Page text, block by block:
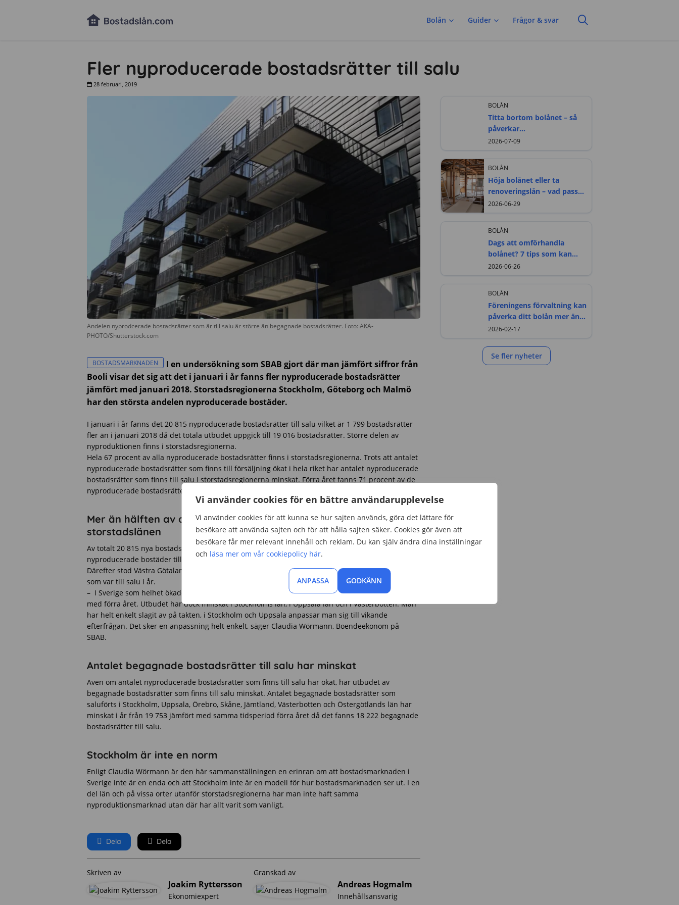
Vi använder cookies för en bättre användarupplevelse
Vi använder cookies för att kunna se hur sajten används, göra det lättare för
besökare att använda sajten och för att hålla sajten säker. Cookies gör även att
besökare får mer relevant innehåll och reklam. Du kan själv ändra dina inställningar
och läsa mer om vår cookiepolicy här.
ANPASSA GODKÄNN
Bolån Guider Frågor & svar
Fler nyproducerade bostadsrätter till salu
28 februari, 2019
Andelen nyprodcerade bostadsrätter som är till salu är större än begagnade bostadsrätter. Foto: AKA-
PHOTO/Shutterstock.com
BOSTADSMARKNADEN
I en undersökning som SBAB gjort där man jämfört siffror från
Booli visar det sig att det i januari i år fanns fler nyproducerade bostadsrätter
jämfört med januari 2018. Storstadsregionerna Stockholm, Göteborg och Malmö
har den största andelen nyproducerade bostäder.
I januari i år fanns det 20 815 nyproducerade bostadsrätter till salu vilket är 1 799 bostadsrätter
fler än i januari 2018 då det totala utbudet uppgick till 19 016 bostadsrätter. Större delen av
nyproduktionen finns i storstadsregionerna.
Hela 67 procent av alla nyproducerade bostadsrätter finns i storstadsregionerna. Trots att antalet
nyproducerade bostadsrätter som finns till försäljning ökat i hela riket har antalet nyproducerade
bostadsrätter som finns till salu i storstadsregionerna minskat. Förra året fanns 71 procent av de
nyproducerade bostadsrätterna som var till salu i storstadsregionerna.
Mer än hälften av de nyproducerade bostadsrätterna fanns i
storstadslänen
Av totalt 20 815 nya bostadsrätter fanns 13 798 i storstadslänen. Stockholms län hade flest
nyproducerade bostäder till salu där 7 822 bostadsrätter fanns till försäljning i januari i år.
Därefter stod Västra Götalands län för 3 323 och Skåne för 5 653 nyproducerade bostadsrätter
som var till salu i år.
– I Sverige som helhet ökade antalet bostadsrätter på nyproduktionsmarknaden i januari jämfört
med förra året. Utbudet har dock minskat i Stockholms län, i Uppsala län och i Västerbotten. Man
har helt enkelt slagit av på takten, i Stockholm och Uppsala anpassar man sig till vikande
efterfrågan. Det sker en anpassning helt enkelt, säger Claudia Wörmann, Boendeekonom på
SBAB.
Antalet begagnade bostadsrätter till salu har minskat
Även om antalet nyproducerade bostadsrätter som finns till salu har ökat, har utbudet av
begagnade bostadsrätter som finns till salu minskat. Antalet begagnade bostadsrätter som
saluförts i Stockholm, Uppsala, Örebro, Skåne, Jämtland, Västerbotten och Östergötlands län har
minskat i år från 19 753 jämfört med samma tidsperiod förra året då det fanns 18 222 begagnade
bostadsrätter till salu.
Stockholm är inte en norm
Enligt Claudia Wörmann är den här sammanställningen en erinran om att bostadsmarknaden i
Sverige inte är en enda och att Stockholm inte är en modell för hur bostadsmarknaden ser ut. I en
del län och på vissa orter utanför storstadsregionerna har man inte haft samma
nyproduktionsmarknad utan där har allt varit som vanligt.
BOLÅN
Titta bortom bolånet – så
påverkar
bostadsrättsföreningen din
2026-07-09
BOLÅN
Höja bolånet eller ta
renoveringslån – vad passar
bäst?
2026-06-29
BOLÅN
Dags att omförhandla
bolånet? 7 tips som kan
sänka din ränta
2026-06-26
BOLÅN
Föreningens förvaltning kan
påverka ditt bolån mer än
du tror
2026-02-17
Se fler nyheter
Dela Dela
Skriven av
Joakim Ryttersson
Ekonomiexpert
Granskad av
Andreas Hogmalm
Innehållsansvarig